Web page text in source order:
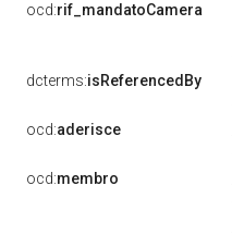
ocd:rif_mandatoCamera
dcterms:isReferencedBy
ocd:aderisce
ocd:membro